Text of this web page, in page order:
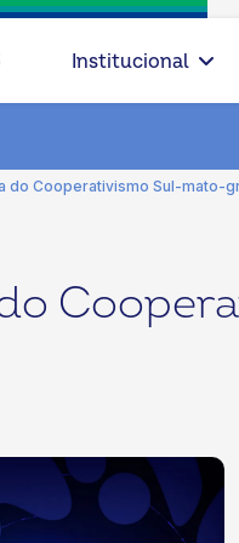
Institucional
do Cooperativismo Sul-mato-